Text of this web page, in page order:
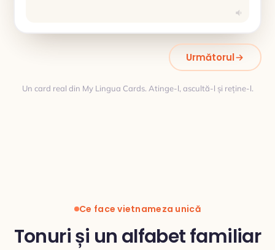
Următorul
Un card real din My Lingua Cards. Atinge-l, ascultă-l și reține-l.
Ce face vietnameza unică
Tonuri și un alfabet familiar